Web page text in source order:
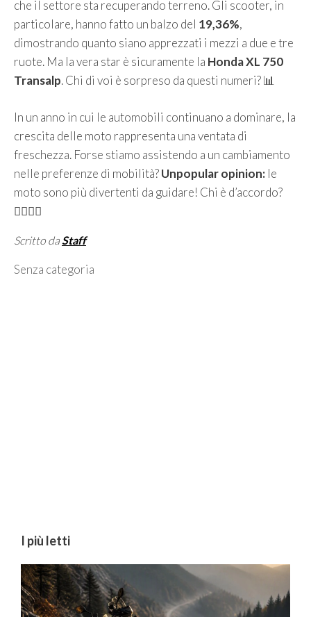
che il settore sta recuperando terreno. Gli scooter, in
particolare, hanno fatto un balzo del 19,36%,
dimostrando quanto siano apprezzati i mezzi a due e tre
ruote. Ma la vera star è sicuramente la Honda XL 750
Transalp. Chi di voi è sorpreso da questi numeri? 📊
In un anno in cui le automobili continuano a dominare, la
crescita delle moto rappresenta una ventata di
freschezza. Forse stiamo assistendo a un cambiamento
nelle preferenze di mobilità?Unpopular opinion: le
moto sono più divertenti da guidare! Chi è d’accordo?
🙋‍♀️🙋‍♂️
Scritto da Staff
Categorie
Senza categoria
I più letti